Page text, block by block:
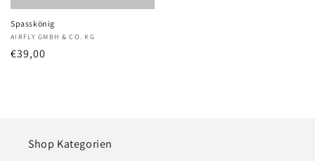
Spasskönig
Anbieter:
AIRFLY GMBH & CO. KG
Normaler
€39,00
Shop Kategorien